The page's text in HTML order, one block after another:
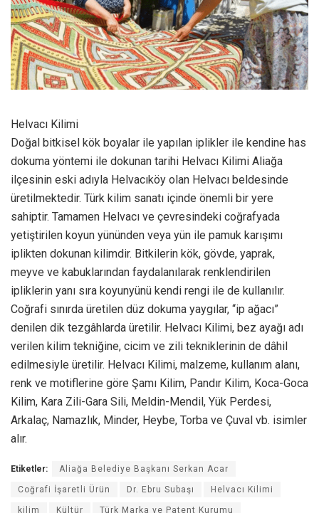
Helvacı Kilimi
Doğal bitkisel kök boyalar ile yapılan iplikler ile kendine has
dokuma yöntemi ile dokunan tarihi Helvacı Kilimi Aliağa
ilçesinin eski adıyla Helvacıköy olan Helvacı beldesinde
üretilmektedir. Türk kilim sanatı içinde önemli bir yere
sahiptir. Tamamen Helvacı ve çevresindeki coğrafyada
yetiştirilen koyun yününden veya yün ile pamuk karışımı
iplikten dokunan kilimdir. Bitkilerin kök, gövde, yaprak,
meyve ve kabuklarından faydalanılarak renklendirilen
ipliklerin yanı sıra koyunyünü kendi rengi ile de kullanılır.
Coğrafi sınırda üretilen düz dokuma yaygılar, “ip ağacı”
denilen dik tezgâhlarda üretilir. Helvacı Kilimi, bez ayağı adı
verilen kilim tekniğine, cicim ve zili tekniklerinin de dâhil
edilmesiyle üretilir. Helvacı Kilimi, malzeme, kullanım alanı,
renk ve motiflerine göre Şamı Kilim, Pandır Kilim, Koca-Goca
Kilim, Kara Zili-Gara Sili, Meldin-Mendil, Yük Perdesi,
Arkalaç, Namazlık, Minder, Heybe, Torba ve Çuval vb. isimler
alır.
Etiketler: Aliağa Belediye Başkanı Serkan Acar
Coğrafi İşaretli Ürün Dr. Ebru Subaşı Helvacı Kilimi
kilim Kültür Türk Marka ve Patent Kurumu